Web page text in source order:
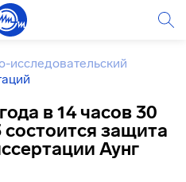
исследовательский
в 14 часов 30
состоится защита
Аунг